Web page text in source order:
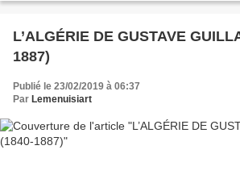
L’ALGÉRIE DE GUSTAVE
1887)
Publié le 23/02/2019 à 06:37
Par Lemenuisiart